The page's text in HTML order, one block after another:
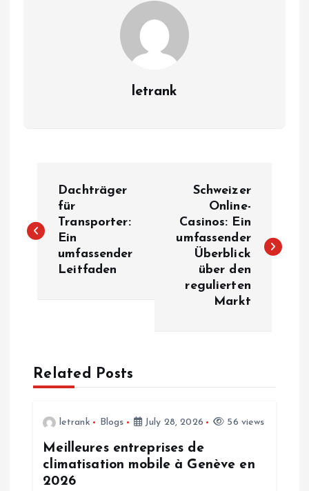
letrank
s
v
Dachträger
für
Transporter:
Ein
umfassender
Leitfaden
Schweizer
Online-
Casinos: Ein
umfassender
Überblick
über den
regulierten
Markt
Related Posts
letrank Blogs July 28, 2026 56 views
Meilleures entreprises de
climatisation mobile à Genève en
2026